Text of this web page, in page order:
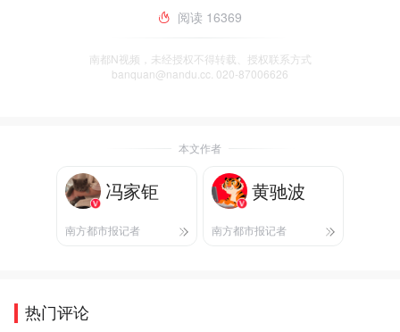
阅读 16369
南都N视频，未经授权不得转载、授权联系方式
banquan@nandu.cc. 020-87006626
本文作者
冯家钜
南方都市报记者
黄驰波
南方都市报记者
热门评论